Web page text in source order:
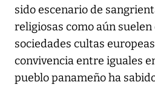
sido escenario de
religiosas como aún
sociedades cultas
convivencia entre iguales
pueblo panameño ha